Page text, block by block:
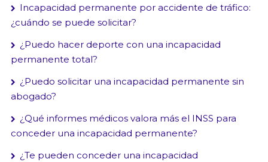
Incapacidad permanente por accidente de tráfico:
¿cuándo se puede solicitar?
¿Puedo hacer deporte con una incapacidad
permanente total?
¿Puedo solicitar una incapacidad permanente sin
abogado?
¿Qué informes médicos valora más el INSS para
conceder una incapacidad permanente?
¿Te pueden conceder una incapacidad